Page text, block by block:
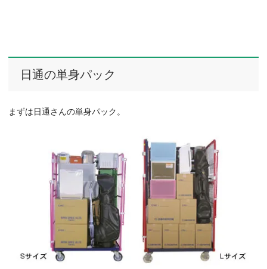
日通の単身パック
まずは日通さんの単身パック。